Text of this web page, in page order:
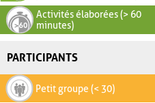
Activités élaborées (> 60
minutes)
PARTICIPANTS
Petit groupe (< 30)